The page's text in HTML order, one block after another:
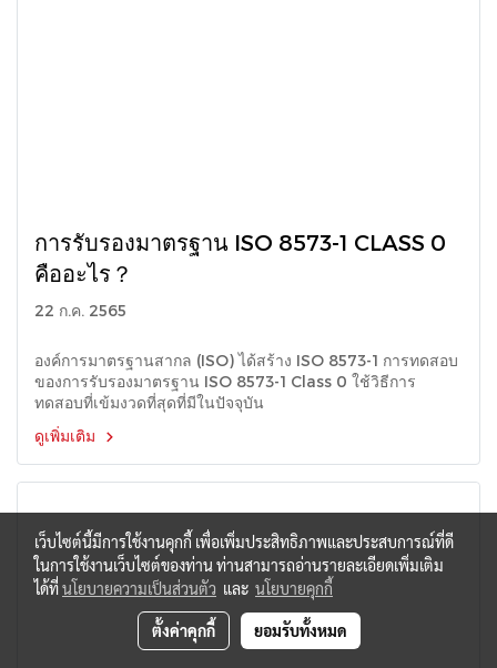
การรับรองมาตรฐาน ISO 8573-1 CLASS 0
คืออะไร？
22 ก.ค. 2565
องค์การมาตรฐานสากล (ISO) ได้สร้าง ISO 8573-1 การทดสอบ
ของการรับรองมาตรฐาน ISO 8573-1 Class 0 ใช้วิธีการ
ทดสอบที่เข้มงวดที่สุดที่มีในปัจจุบัน
ดูเพิ่มเติม
เว็บไซต์นี้มีการใช้งานคุกกี้ เพื่อเพิ่มประสิทธิภาพและประสบการณ์ที่ดี
ในการใช้งานเว็บไซต์ของท่าน ท่านสามารถอ่านรายละเอียดเพิ่มเติม
ได้ที่นโยบายความเป็นส่วนตัว และ นโยบายคุกกี้
ตั้งค่าคุกกี้ ยอมรับทั้งหมด